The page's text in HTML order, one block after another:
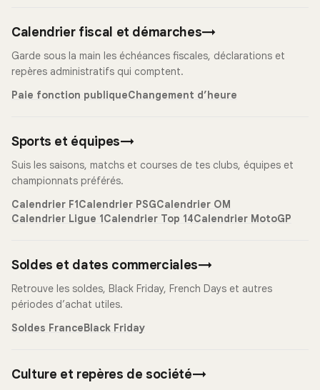
Calendrier fiscal et démarches→
Garde sous la main les échéances fiscales, déclarations et
repères administratifs qui comptent.
Paie fonction publiqueChangement d’heure
Sports et équipes→
Suis les saisons, matchs et courses de tes clubs, équipes et
championnats préférés.
Calendrier F1Calendrier PSGCalendrier OM
Calendrier Ligue 1Calendrier Top 14Calendrier MotoGP
Soldes et dates commerciales→
Retrouve les soldes, Black Friday, French Days et autres
périodes d’achat utiles.
Soldes FranceBlack Friday
Culture et repères de société→